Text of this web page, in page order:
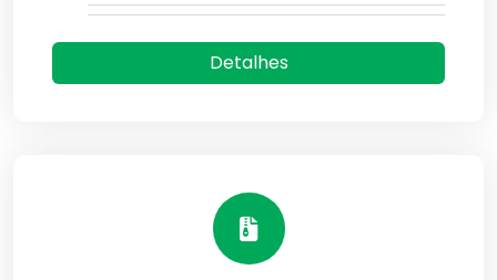
Detalhes